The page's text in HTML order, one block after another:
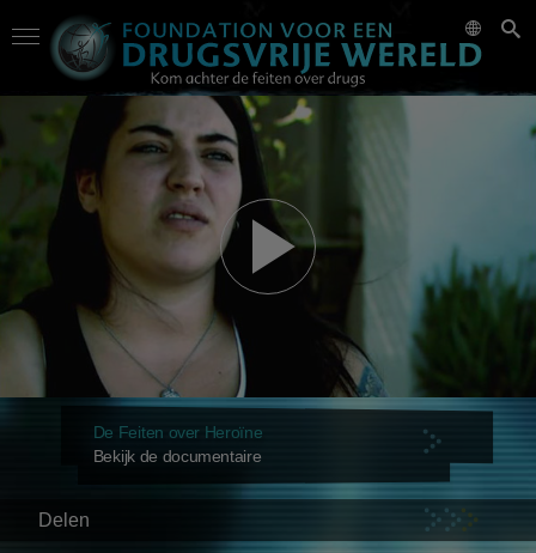
De Feiten over Heroïne
Bekijk de documentaire
Delen